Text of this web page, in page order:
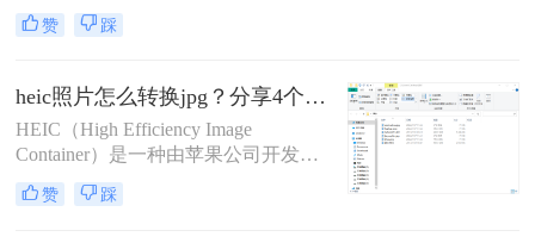
HEIC文件转换为更通用的JPG格式，
成为了一个常见的需求。那么heic文
几种将HEIC文件转换为JPG的方法。
种新的图像格式——高效图像编码
（High Efficiency Image Format, 简称
像压缩技术，可以在保持高质量的同
时占用更少的存储空间。然而，这种
格式并不被所有设备和软件所支持，
这给一些用户带来了不便。
赞 踩
heic照片怎么转换jpg？分享4个简单的方法！
HEIC（High Efficiency Image
Container）是一种由苹果公司开发的
图片格式，以其高效的压缩率和较小
的文件体积而受到青睐，尤其在手机
赞 踩